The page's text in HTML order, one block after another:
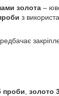
золота –
з
проби золото